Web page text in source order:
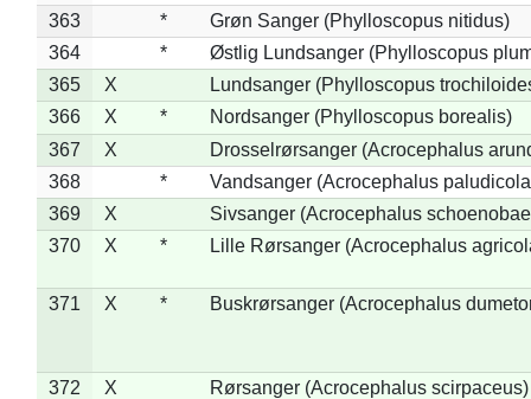
363
*
Grøn Sanger (Phylloscopus nitidus)
364
*
Østlig Lundsanger (Phylloscopus
365
X
Lundsanger (Phylloscopus
366
X *
Nordsanger (Phylloscopus borealis)
367
X
Drosselrørsanger (Acrocephalus
368
*
Vandsanger (Acrocephalus
369
X
Sivsanger (Acrocephalus
370
X * Lille Rørsanger (Acrocephalus
371 X * Buskrørsanger (Acrocephalus
372 X
Rørsanger (Acrocephalus scirpaceus)